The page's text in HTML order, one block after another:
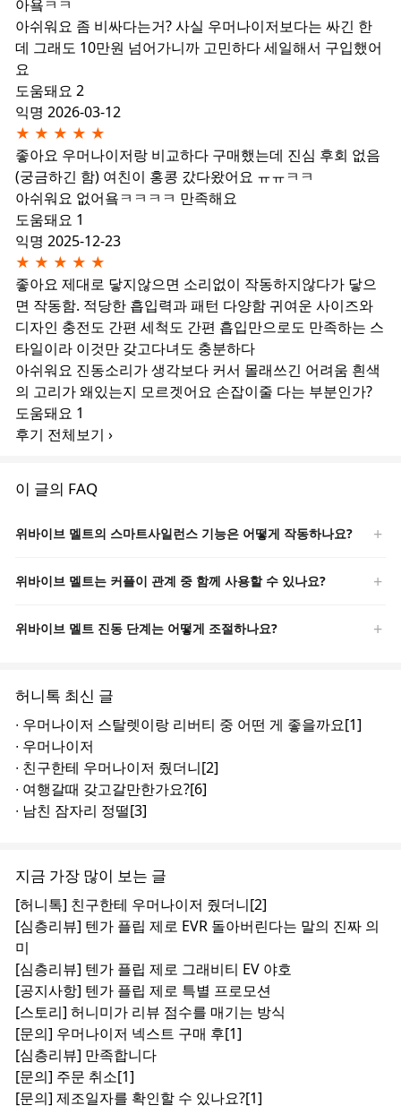
아욬ㅋㅋ
아쉬워요 좀 비싸다는거? 사실 우머나이저보다는 싸긴 한
데 그래도 10만원 넘어가니까 고민하다 세일해서 구입했어
요
도움돼요 2
익명 2026-03-12
★ ★ ★ ★ ★
좋아요 우머나이저랑 비교하다 구매했는데 진심 후회 없음
(궁금하긴 함) 여친이 홍콩 갔다왔어요 ㅠㅠㅋㅋ
아쉬워요 없어욬ㅋㅋㅋㅋ 만족해요
도움돼요 1
익명 2025-12-23
★ ★ ★ ★ ★
좋아요 제대로 닿지않으면 소리없이 작동하지않다가 닿으
면 작동함. 적당한 흡입력과 패턴 다양함 귀여운 사이즈와
디자인 충전도 간편 세척도 간편 흡입만으로도 만족하는 스
타일이라 이것만 갖고다녀도 충분하다
아쉬워요 진동소리가 생각보다 커서 몰래쓰긴 어려움 흰색
의 고리가 왜있는지 모르겟어요 손잡이줄 다는 부분인가?
도움돼요 1
후기 전체보기 ›
이 글의 FAQ
위바이브 멜트의 스마트사일런스 기능은 어떻게 작동하나요?
위바이브 멜트는 커플이 관계 중 함께 사용할 수 있나요?
위바이브 멜트 진동 단계는 어떻게 조절하나요?
허니톡 최신 글
∙ 우머나이저 스탈렛이랑 리버티 중 어떤 게 좋을까요[1]
∙ 우머나이저
∙ 친구한테 우머나이저 줬더니[2]
∙ 여행갈때 갖고갈만한가요?[6]
∙ 남친 잠자리 정떨[3]
지금 가장 많이 보는 글
[허니톡] 친구한테 우머나이저 줬더니[2]
[심층리뷰] 텐가 플립 제로 EVR 돌아버린다는 말의 진짜 의
미
[심층리뷰] 텐가 플립 제로 그래비티 EV 야호
[공지사항] 텐가 플립 제로 특별 프로모션
[스토리] 허니미가 리뷰 점수를 매기는 방식
[문의] 우머나이저 넥스트 구매 후[1]
[심층리뷰] 만족합니다
[문의] 주문 취소[1]
[문의] 제조일자를 확인할 수 있나요?[1]